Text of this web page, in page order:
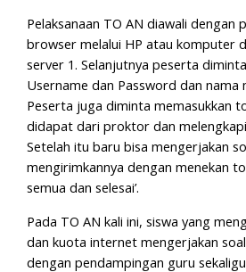
Pelaksanaan TO AN diawali dengan
browser melalui HP atau komputer
server 1. Selanjutnya peserta
Username dan Password dan nama
Peserta juga diminta memasukkan
didapat dari proktor dan
Setelah itu baru bisa mengerjakan
mengirimkannya dengan menekan
semua dan selesai’.
Pada TO AN kali ini, siswa yang
dan kuota internet mengerjakan
dengan pendampingan guru